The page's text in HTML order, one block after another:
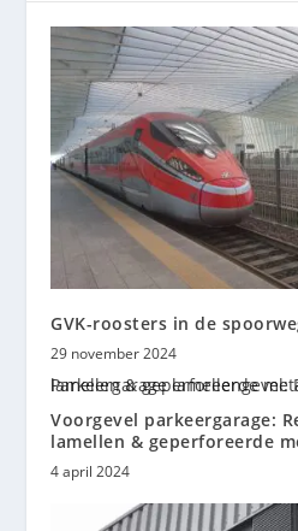
GVK-roosters in de
29 november 2024
Voorgevel parkeergarage:
lamellen & geperforeerde
4 april 2024